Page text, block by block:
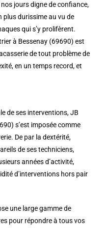
jours digne de confiance,
plus durissime au vu de
qui s’y prolifèrent.
à Bessenay (69690) est
de tout problème de
en un temps record, et
de ses interventions, JB
s’est imposée comme
De par la dextérité,
de ses techniciens,
années d’activité,
d’interventions hors pair
une large gamme de
pour répondre à tous vos